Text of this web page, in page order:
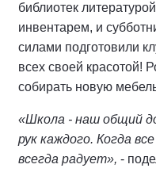
библиотек
инвентарем, и
силами подготовили
всех своей красотой!
собирать новую
«Школа - наш общий
рук каждого. Когда
всегда радует», -